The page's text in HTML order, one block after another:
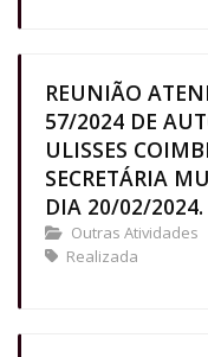
REUNIÃO
57/2024 DE
ULISSES
SECRETÁRIA
DIA 20/02/2024.
Outras Atividades
Realizada